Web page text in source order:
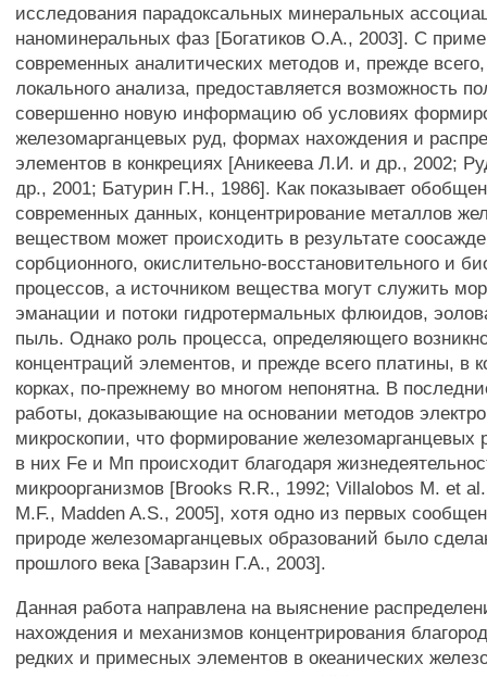
исследования парадоксальных минеральных
наноминеральных фаз [Богатиков О.А., 2003]. С
современных аналитических методов и, прежде
локального анализа, предоставляется возможность
совершенно новую информацию об условиях
железомарганцевых руд, формах нахождения и
элементов в конкрециях [Аникеева Л.И. и др., 2002;
др., 2001; Батурин Г.Н., 1986]. Как показывает
современных данных, концентрирование металлов
веществом может происходить в результате
сорбционного, окислительно-восстановительного и
процессов, а источником вещества могут служить
эманации и потоки гидротермальных флюидов,
пыль. Однако роль процесса, определяющего
концентраций элементов, и прежде всего платины, в
корках, по-прежнему во многом непонятна. В
работы, доказывающие на основании методов
микроскопии, что формирование железомарганцевых
в них Fe и Мп происходит благодаря
микроорганизмов [Brooks R.R., 1992; Villalobos М. et
M.F., Madden A.S., 2005], хотя одно из первых
природе железомарганцевых образований было
прошлого века [Заварзин Г.А., 2003].
Данная работа направлена на выяснение
нахождения и механизмов концентрирования
редких и примесных элементов в океанических